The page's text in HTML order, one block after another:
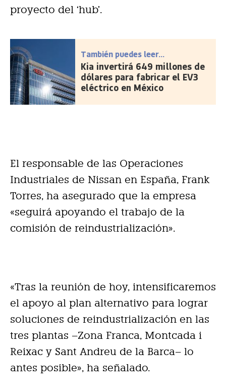
proyecto del ‘hub’.
También puedes leer...
Kia invertirá 649 millones de
dólares para fabricar el EV3
eléctrico en México
El responsable de las Operaciones
Industriales de Nissan en España, Frank
Torres, ha asegurado que la empresa
«seguirá apoyando el trabajo de la
comisión de reindustrialización».
«Tras la reunión de hoy, intensificaremos
el apoyo al plan alternativo para lograr
soluciones de reindustrialización en las
tres plantas –Zona Franca, Montcada i
Reixac y Sant Andreu de la Barca– lo
antes posible», ha señalado.